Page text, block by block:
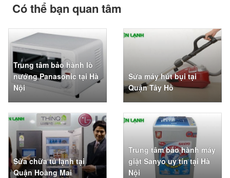
Có thể bạn quan tâm
Trung tâm bảo hành lò
nướng Panasonic tại Hà
Nội
Sửa máy hút bụi tại
Quận Tây Hồ
Sửa chữa tủ lạnh tại
Quận Hoàng Mai
Trung tâm bảo hành máy
giặt Sanyo uy tín tại Hà
Nội